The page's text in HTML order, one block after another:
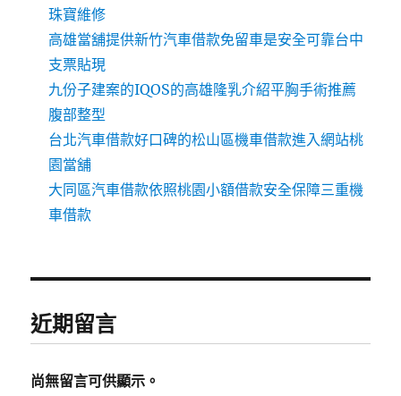
珠寶維修
高雄當舖提供新竹汽車借款免留車是安全可靠台中
支票貼現
九份子建案的IQOS的高雄隆乳介紹平胸手術推薦
腹部整型
台北汽車借款好口碑的松山區機車借款進入網站桃
園當舖
大同區汽車借款依照桃園小額借款安全保障三重機
車借款
近期留言
尚無留言可供顯示。